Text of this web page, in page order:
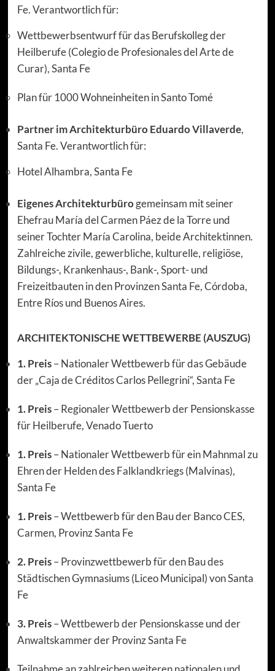
Fe. Verantwortlich für:
Wettbewerbsentwurf für das Berufskolleg der
Heilberufe (Colegio de Profesionales del Arte de
Curar), Santa Fe
Plan für 1000 Wohneinheiten in Santo Tomé
Partner im Architekturbüro Eduardo Villaverde,
Santa Fe. Verantwortlich für:
Hotel Alhambra, Santa Fe
Eigenes Architekturbüro gemeinsam mit seiner
Ehefrau María del Carmen Páez de la Torre und
seiner Tochter María Carolina, beide Architektinnen.
Zahlreiche zivile, gewerbliche, kulturelle, religiöse,
Bildungs-, Krankenhaus-, Bank-, Sport- und
Freizeitbauten in den Provinzen Santa Fe, Córdoba,
Entre Ríos und Buenos Aires.
ARCHITEKTONISCHE WETTBEWERBE (AUSZUG)
1. Preis– Nationaler Wettbewerb für das Gebäude
der „Caja de Créditos Carlos Pellegrini“, Santa Fe
1. Preis– Regionaler Wettbewerb der Pensionskasse
für Heilberufe, Venado Tuerto
1. Preis– Nationaler Wettbewerb für ein Mahnmal zu
Ehren der Helden des Falklandkriegs (Malvinas),
Santa Fe
1. Preis– Wettbewerb für den Bau der Banco CES,
Carmen, Provinz Santa Fe
2. Preis– Provinzwettbewerb für den Bau des
Städtischen Gymnasiums (Liceo Municipal) von Santa
Fe
3. Preis– Wettbewerb der Pensionskasse und der
Anwaltskammer der Provinz Santa Fe